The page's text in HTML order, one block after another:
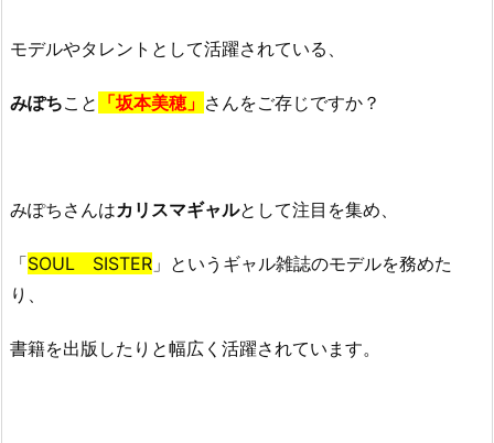
モデルやタレントとして活躍されている、
みぽちこと 「坂本美穂」 さんをご存じですか？
みぽちさんはカリスマギャルとして注目を集め、
「SOUL SISTER 」というギャル雑誌のモデルを務めた
り、
書籍を出版したりと幅広く活躍されています。